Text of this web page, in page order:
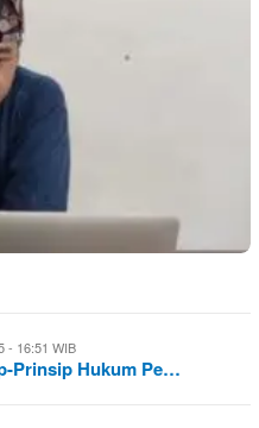
- 16:51 WIB
Prinsip Hukum Pe…